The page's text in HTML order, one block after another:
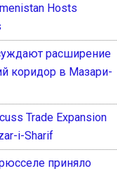
Hosts
расширение
коридор в Мазари-
Trade Expansion
i-Sharif
приняло